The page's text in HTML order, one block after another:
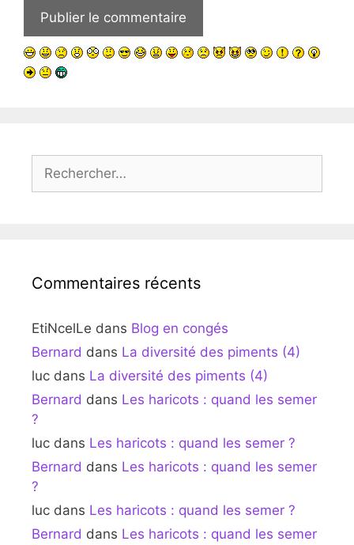
Rechercher :
Commentaires récents
EtiNcelLe dans Blog en congés
Bernard dans La diversité des piments (4)
luc dans La diversité des piments (4)
Bernard dans Les haricots : quand les semer
?
luc dans Les haricots : quand les semer ?
Bernard dans Les haricots : quand les semer
?
luc dans Les haricots : quand les semer ?
Bernard dans Les haricots : quand les semer